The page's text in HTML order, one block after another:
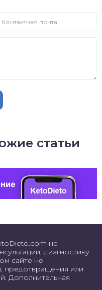
статьи
не
диагностику
сайте не
предотвращения или
Дополнительная